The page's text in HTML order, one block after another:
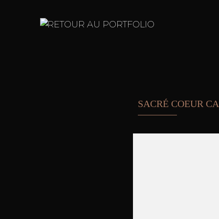
RETOUR AU PORTFOLIO
SACRÉ COEUR